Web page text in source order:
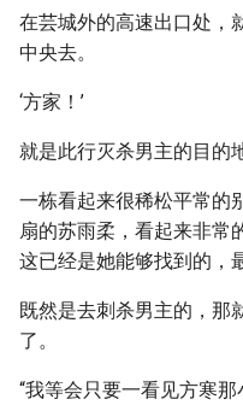
在芸城外的高速出口处，
中央去。
‘方家！’
就是此行灭杀男主的目的
一栋看起来很稀松平常的
扇的苏雨柔，看起来非常
这已经是她能够找到的，
既然是去刺杀男主的，那
了。
“我等会只要一看见方寒